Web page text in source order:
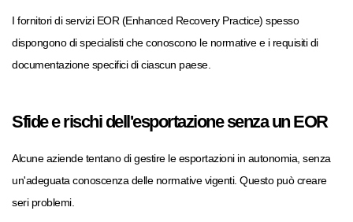
I fornitori di servizi EOR (Enhanced Recovery Practice) spesso
dispongono di specialisti che conoscono le normative e i requisiti di
documentazione specifici di ciascun paese.
Sfide e rischi dell'esportazione senza un EOR
Alcune aziende tentano di gestire le esportazioni in autonomia, senza
un'adeguata conoscenza delle normative vigenti. Questo può creare
seri problemi.